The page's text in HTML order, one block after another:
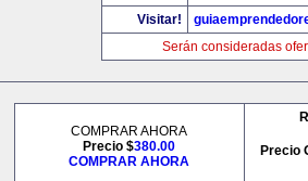
Visitar!
Serán consideradas
COMPRAR AHORA
Precio $380.00
COMPRAR AHORA
Precio